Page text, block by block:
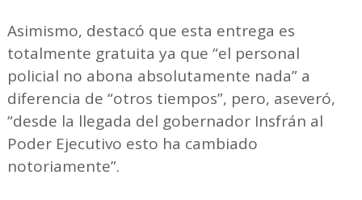
Asimismo, destacó que esta entrega es
totalmente gratuita ya que “el personal
policial no abona absolutamente nada” a
diferencia de “otros tiempos”, pero, aseveró,
“desde la llegada del gobernador Insfrán al
Poder Ejecutivo esto ha cambiado
notoriamente”.